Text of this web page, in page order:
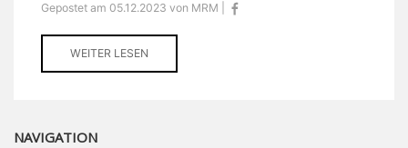
Gepostet am 05.12.2023 von MRM |
WEITER LESEN
NAVIGATION